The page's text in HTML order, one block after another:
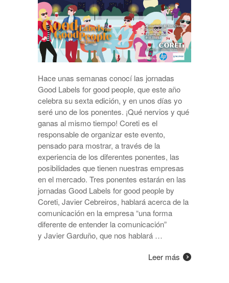
Hace unas semanas conocí las jornadas
Good Labels for good people, que este año
celebra su sexta edición, y en unos días yo
seré uno de los ponentes. ¡Qué nervios y qué
ganas al mismo tiempo! Coreti es el
responsable de organizar este evento,
pensado para mostrar, a través de la
experiencia de los diferentes ponentes, las
posibilidades que tienen nuestras empresas
en el mercado. Tres ponentes estarán en las
jornadas Good Labels for good people by
Coreti, Javier Cebreiros, hablará acerca de la
comunicación en la empresa “una forma
diferente de entender la comunicación”
y Javier Garduño, que nos hablará …
Leer más